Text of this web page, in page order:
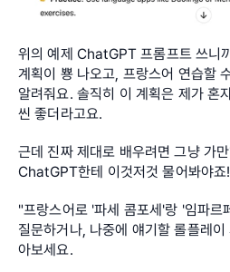
위의 예제 ChatGPT 프롬프트 쓰니
계획이 뿅 나오고, 프랑스어 연습할
알려줘요. 솔직히 이 계획은 제가 혼
씬 좋더라고요.
근데 진짜 제대로 배우려면 그냥 가
ChatGPT한테 이것저것 물어봐야죠
"프랑스어로 '파세 콤포세'랑 '임파르
질문하거나, 나중에 얘기할 롤플레
아보세요.